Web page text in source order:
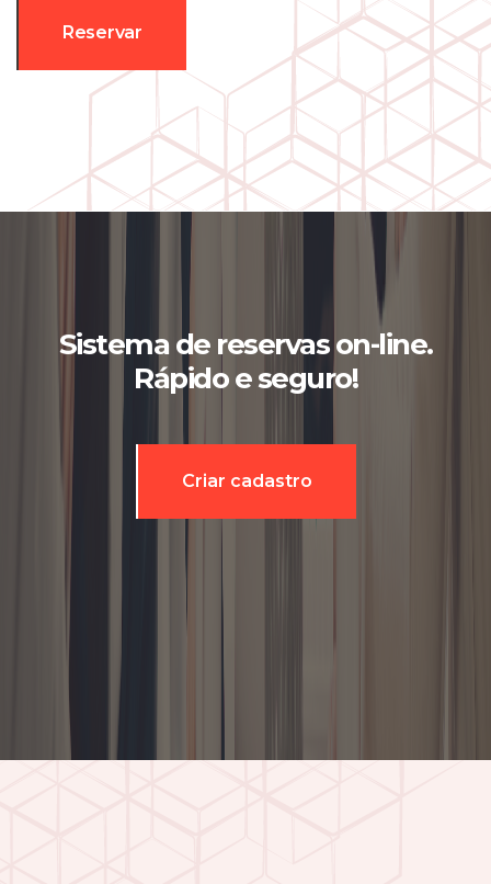
Reservar
Sistema de reservas on-line.
Rápido e seguro!
Criar cadastro